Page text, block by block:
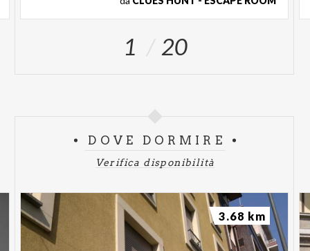
1 20
DOVE DORMIRE
Verifica disponibilità
3.68 km